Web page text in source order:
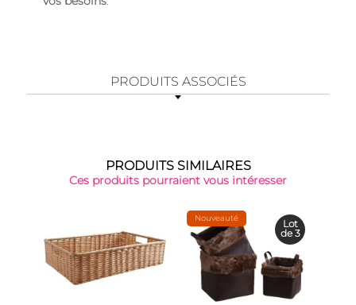
PRODUITS ASSOCIÉS
PRODUITS SIMILAIRES
Ces produits pourraient vous intéresser
Nouveauté
Lot
de 3